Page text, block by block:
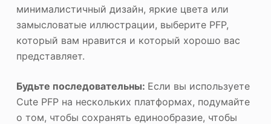
минималистичный дизайн, яркие цвета или
замысловатые иллюстрации, выберите PFP,
который вам нравится и который хорошо вас
представляет.
Будьте последовательны: Если вы используете
Cute PFP на нескольких платформах, подумайте
о том, чтобы сохранять единообразие, чтобы